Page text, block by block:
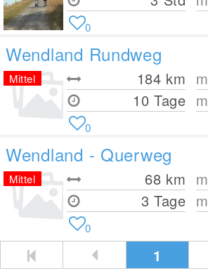
0
Wendland Rundweg
184 km
10 Tage
Mittel
0
Wendland - Querweg
68 km
3 Tage
Mittel
0
1